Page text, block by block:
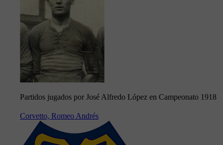
Partidos jugados por José Alfredo López en Campeonato 1918
Corvetto, Romeo Andrés